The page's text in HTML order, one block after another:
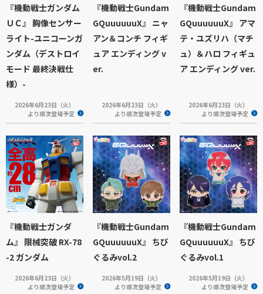
『機動戦士ガンダム
ＵＣ』 胸像センサー
ライト-ユニコーンガ
ンダム（デストロイ
モード 最終決戦仕
様）-
2026年6月23日（火）
より順次登場予定
『機動戦士Gundam
GQuuuuuuX』 ニャ
アン＆コンチ フィギ
ュア エンディング v
er.
2026年6月23日（火）
より順次登場予定
『機動戦士Gundam
GQuuuuuuX』 アマ
テ・ユズリハ（マチ
ュ）＆ハロ フィギュ
ア エンディング ver.
2026年6月23日（火）
より順次登場予定
『機動戦士ガンダ
ム』 限械突破 RX-78
-2 ガンダム
2026年6月23日（火）
より順次登場予定
『機動戦士Gundam
GQuuuuuuX』 ちび
ぐるみvol.2
2026年5月19日（火）
より順次登場予定
『機動戦士Gundam
GQuuuuuuX』 ちび
ぐるみvol.1
2026年5月19日（火）
より順次登場予定